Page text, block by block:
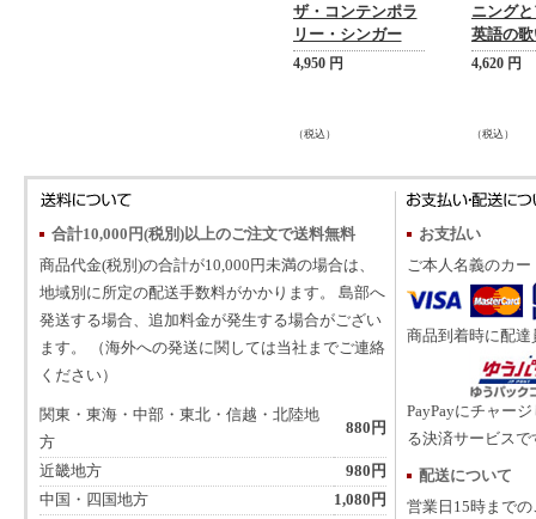
ザ・コンテンポラ
リー・シンガー
4,950 円
（税込）
ニング
英語の
4,620 円
（税込）
合計10,000円(税別)以上のご注文で送料無料
商品代金(税別)の合計が10,000円未満の場合は、
地域別に所定の配送手数料がかかります。 島部へ
発送する場合、追加料金が発生する場合がござい
ます。 （海外への発送に関しては当社までご連絡
ください）
関東・東海・中部・東北・信越・北陸地
方
880円
近畿地方
980円
中国・四国地方
1,080円
お支払い
ご本人名義のカ
商品到着時に配
PayPayにチャー
る決済サービスで
配送について
営業日15時まで